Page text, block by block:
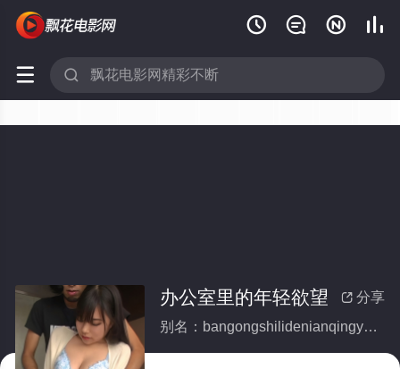
   
 
 分享
办公室里的年轻欲望
别名：bangongshilidenianqingyuwang